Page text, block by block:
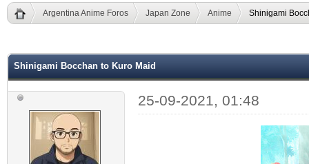
Argentina Anime Foros Japan Zone Anime Shinigami
Shinigami Bocchan to Kuro Maid
25-09-2021, 01:48